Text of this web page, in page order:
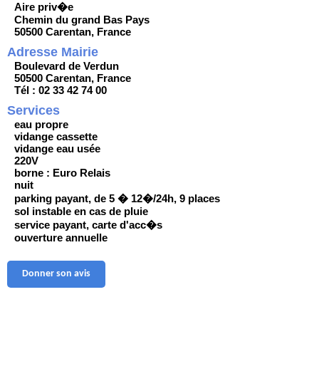
Aire priv�e
Chemin du grand Bas Pays
50500 Carentan, France
Adresse Mairie
Boulevard de Verdun
50500 Carentan, France
Tél : 02 33 42 74 00
Services
eau propre
vidange cassette
vidange eau usée
220V
borne : Euro Relais
nuit
parking payant, de 5 � 12�/24h, 9 places
sol instable en cas de pluie
service payant, carte d'acc�s
ouverture annuelle
Donner son avis